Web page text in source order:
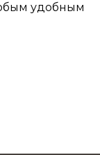
удобным